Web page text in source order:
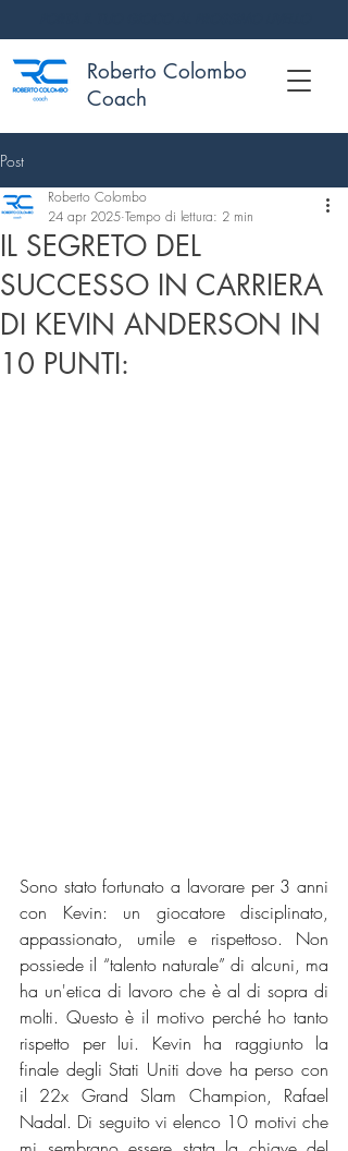
Roberto Colombo
Coach
Post
IL SEGRETO DEL
SUCCESSO IN CARRIERA
DI KEVIN ANDERSON IN
10 PUNTI:
Roberto Colombo
24 apr 2025 Tempo di lettura: 2 min
Sono stato fortunato a lavorare per 3 anni
con Kevin: un giocatore disciplinato,
appassionato, umile e rispettoso. Non
possiede il “talento naturale” di alcuni, ma
ha un'etica di lavoro che è al di sopra di
molti. Questo è il motivo perché ho tanto
rispetto per lui. Kevin ha raggiunto la
finale degli Stati Uniti dove ha perso con
il 22x Grand Slam Champion, Rafael
Nadal. Di seguito vi elenco 10 motivi che